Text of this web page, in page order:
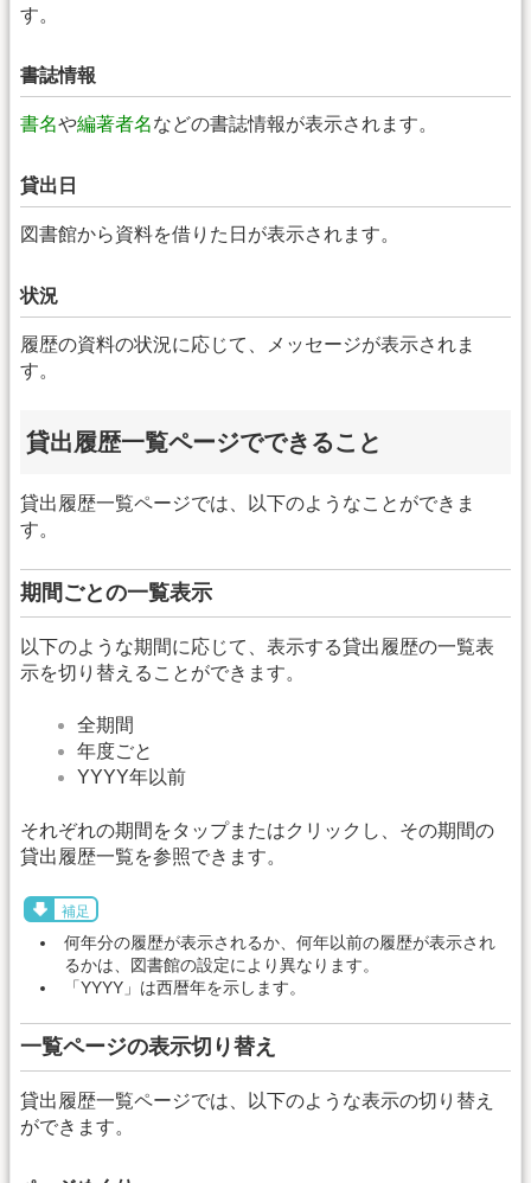
す。
書誌情報
書名や編著者名などの書誌情報が表示されます。
貸出日
図書館から資料を借りた日が表示されます。
状況
履歴の資料の状況に応じて、メッセージが表示されま
す。
貸出履歴一覧ページでできること
貸出履歴一覧ページでは、以下のようなことができま
す。
期間ごとの一覧表示
以下のような期間に応じて、表示する貸出履歴の一覧表
示を切り替えることができます。
全期間
年度ごと
YYYY年以前
それぞれの期間をタップまたはクリックし、その期間の
貸出履歴一覧を参照できます。
補足
何年分の履歴が表示されるか、何年以前の履歴が表示され
るかは、図書館の設定により異なります。
「YYYY」は西暦年を示します。
一覧ページの表示切り替え
貸出履歴一覧ページでは、以下のような表示の切り替え
ができます。